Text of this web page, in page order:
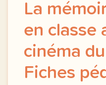
La
en classe
cinéma
Fiches